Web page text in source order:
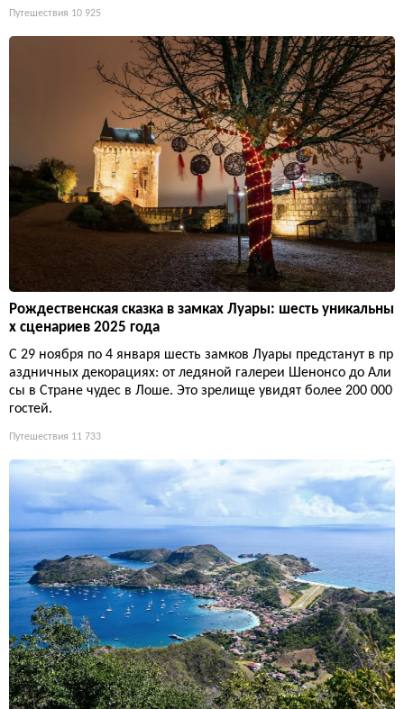
Путешествия 10 925
Рождественская сказка в замках Луары: шесть уникальны
х сценариев 2025 года
С 29 ноября по 4 января шесть замков Луары предстанут в пр
аздничных декорациях: от ледяной галереи Шенонсо до Али
сы в Стране чудес в Лоше. Это зрелище увидят более 200 000
гостей.
Путешествия 11 733